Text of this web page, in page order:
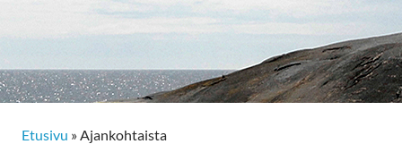
Etusivu » Ajankohtaista